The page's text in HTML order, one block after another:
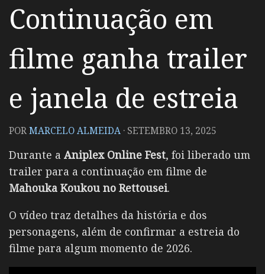
Continuação em
filme ganha trailer
e janela de estreia
PORMARCELO ALMEIDA · SETEMBRO 13, 2025
Durante a Aniplex Online Fest, foi liberado um
trailer para a continuação em filme de
Mahouka Koukou no Rettousei.
O vídeo traz detalhes da história e dos
personagens, além de confirmar a estreia do
filme para algum momento de 2026.